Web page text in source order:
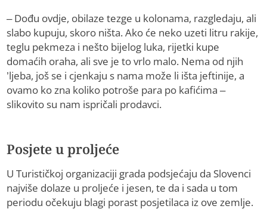
– Dođu ovdje, obilaze tezge u kolonama, razgledaju, ali
slabo kupuju, skoro ništa. Ako će neko uzeti litru rakije,
teglu pekmeza i nešto bijelog luka, rijetki kupe
domaćih oraha, ali sve je to vrlo malo. Nema od njih
’ljeba, još se i cjenkaju s nama može li išta jeftinije, a
ovamo ko zna koliko potroše para po kafićima –
slikovito su nam ispričali prodavci.
Posjete u proljeće
U Turističkoj organizaciji grada podsjećaju da Slovenci
najviše dolaze u proljeće i jesen, te da i sada u tom
periodu očekuju blagi porast posjetilaca iz ove zemlje.